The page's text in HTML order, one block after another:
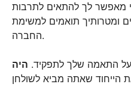
מאפשר לך להתאים לתרבות
ומטרותיך תואמים למשימת
החברה.
על התאמה שלך לתפקיד. היה